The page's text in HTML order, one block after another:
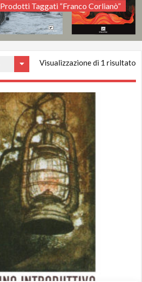
Prodotti Taggati “Franco Corlianò”
Visualizzazione di 1 risultato